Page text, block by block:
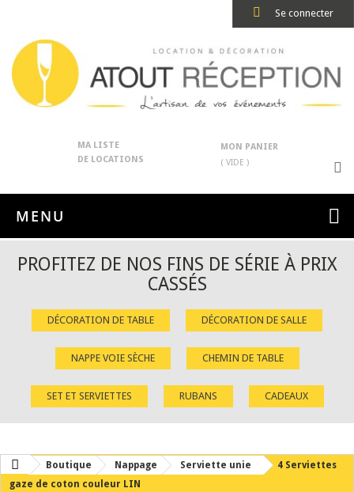
Se connecter
MA LISTE
DE LOCATIONS
MON PANIER
( VIDE )
MENU
PROFITEZ DE NOS FINS DE SÉRIE À PRIX
CASSÉS
DÉCORATION DE TABLE DÉCORATION DE SALLE
NAPPE VOIE SÈCHE CHEMIN DE TABLE
SET ET SERVIETTES RUBANS CADEAUX
Boutique Nappage Serviette unie
4 Serviettes
gaze de coton couleur LIN